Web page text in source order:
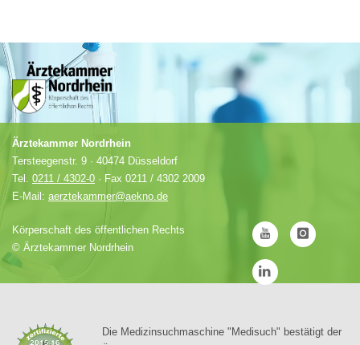
Ärztekammer Nordrhein
Tersteegenstr. 9 · 40474 Düsseldorf
Tel. 0211 / 4302-0 · Fax 0211 / 4302 2009
E-Mail: aerztekammer@aekno.de
Körperschaft des öffentlichen Rechts
© Ärztekammer Nordrhein
Die Medizinsuchmaschine "Medisuch" bestätigt der